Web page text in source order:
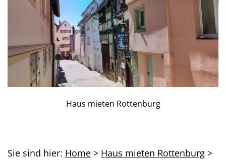
Haus mieten Rottenburg
Sie sind hier: Home > Haus mieten Rottenburg >